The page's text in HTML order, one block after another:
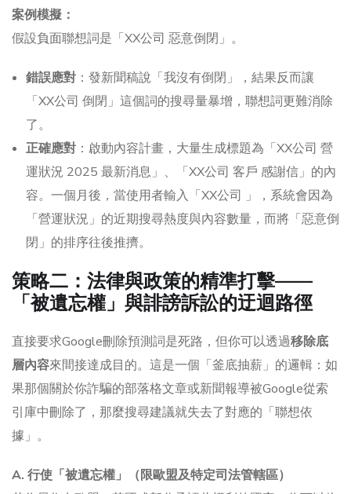
案例模擬：
假設負面聯想詞是「XX公司 惡意倒閉」。
錯誤應對 ：發新聞稿說「我沒有倒閉」，結果反而讓
「XX公司 倒閉」這個詞的搜尋量暴增，聯想詞更難消除
了。
正確應對 ：啟動內容計畫，大量生成標題為「XX公司 營
運狀況 2025 最新消息」、「XX公司 客戶 感謝信」的內
容。一個月後，當使用者輸入「XX公司 」，系統會因為
「營運狀況」的近期搜尋熱度與內容數量，而將「惡意倒
閉」的排序往後推擠。
策略二：法律與政策的精準打擊——
「被遺忘權」與誹謗訴訟的迂迴路徑
直接要求Google刪除預測詞是死路，但你可以透過移除底
層內容來間接達成目的。這是一個「釜底抽薪」的邏輯：如
果那個關於你詐騙的部落格文章或新聞報導被Google從索
引庫中刪除了，那麼搜尋建議就失去了對應的「聯想依
據」。
A. 行使「被遺忘權」（限歐盟及特定司法管轄區）